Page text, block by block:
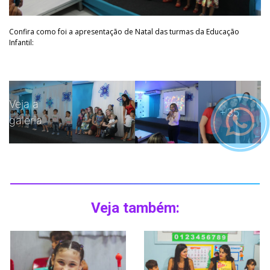
Confira como foi a apresentação de Natal das turmas da Educação
Infantil:
Veja a
galeria
+35
Veja também: